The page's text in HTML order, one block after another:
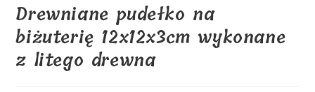
Drewniane pudełko na
biżuterię 12x12x3cm wykonane
z litego drewna